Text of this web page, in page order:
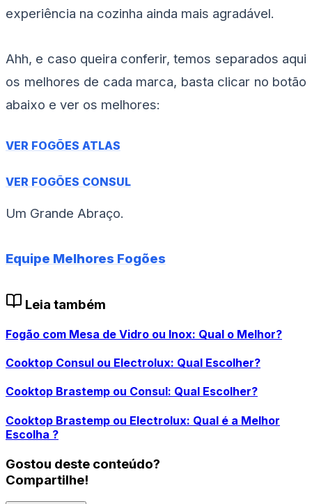
experiência na cozinha ainda mais agradável.
Ahh, e caso queira conferir, temos separados aqui
os melhores de cada marca, basta clicar no botão
abaixo e ver os melhores:
VER FOGÕES ATLAS
VER FOGÕES CONSUL
Um Grande Abraço.
Equipe Melhores Fogões
Leia também
Fogão com Mesa de Vidro ou Inox: Qual o Melhor?
Cooktop Consul ou Electrolux: Qual Escolher?
Cooktop Brastemp ou Consul: Qual Escolher?
Cooktop Brastemp ou Electrolux: Qual é a Melhor
Escolha ?
Gostou deste conteúdo?
Compartilhe!